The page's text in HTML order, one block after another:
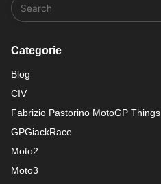
Categorie
Blog
CIV
Fabrizio Pastorino MotoGP Things
GPGiackRace
Moto2
Moto3